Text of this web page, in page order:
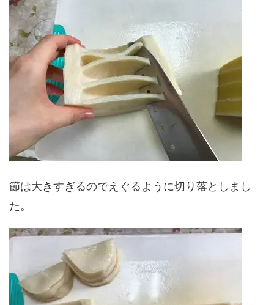
節は大きすぎるのでえぐるように切り落としまし
た。